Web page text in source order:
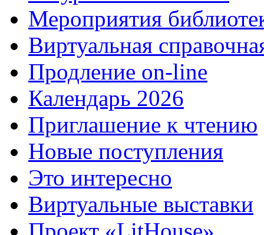
Мероприятия
Виртуальная
Продление on-line
Календарь 2026
Приглашение к чтению
Новые поступления
Это интересно
Виртуальные выставки